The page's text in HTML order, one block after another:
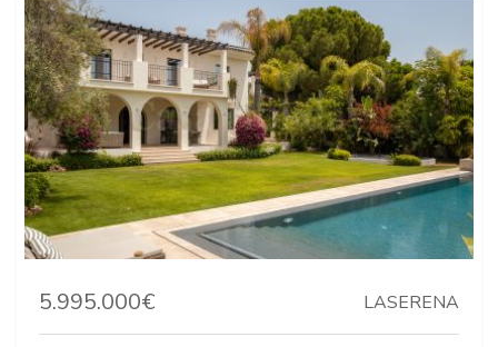
5.995.000€ LASERENA